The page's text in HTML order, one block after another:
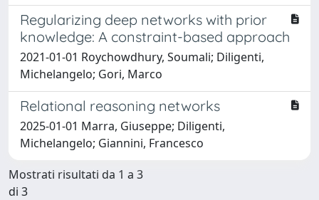
Regularizing deep networks with prior
knowledge: A constraint-based approach
2021-01-01 Roychowdhury, Soumali; Diligenti,
Michelangelo; Gori, Marco
Relational reasoning networks
2025-01-01 Marra, Giuseppe; Diligenti,
Michelangelo; Giannini, Francesco
Mostrati risultati da 1 a 3
di 3